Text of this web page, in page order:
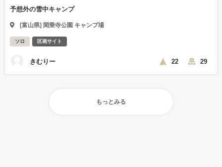
予想外の雪中キャンプ
[富山県] 閑乗寺公園 キャンプ場
ソロ 区画サイト
きむりー 22 29
もっとみる